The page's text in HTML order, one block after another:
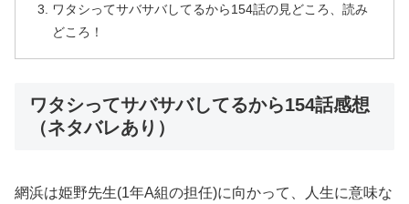
ワタシってサバサバしてるから154話の見どころ、読み
どころ！
ワタシってサバサバしてるから154話感想
（ネタバレあり）
網浜は姫野先生(1年A組の担任)に向かって、人生に意味な